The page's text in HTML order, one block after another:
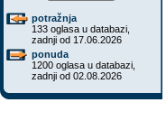
potražnja
133 oglasa u databazi,
zadnji od 17.06.2026
ponuda
1200 oglasa u databazi,
zadnji od 02.08.2026